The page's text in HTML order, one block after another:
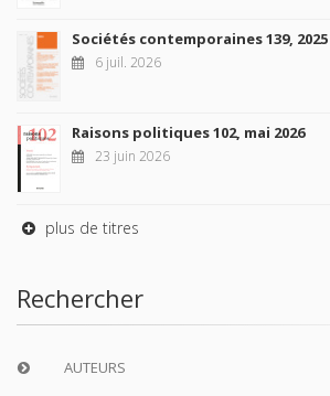
Sociétés contemporaines 139, 2025
6 juil. 2026
Raisons politiques 102, mai 2026
23 juin 2026
plus de titres
Rechercher
AUTEURS